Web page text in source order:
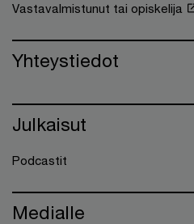
Vastavalmistunut tai opiskelija
Yhteystiedot
Julkaisut
Podcastit
Medialle